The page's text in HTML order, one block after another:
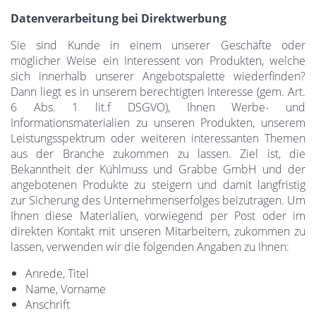
Datenverarbeitung bei Direktwerbung
Sie sind Kunde in einem unserer Geschäfte oder
möglicher Weise ein Interessent von Produkten, welche
sich innerhalb unserer Angebotspalette wiederfinden?
Dann liegt es in unserem berechtigten Interesse (gem. Art.
6 Abs. 1 lit.f DSGVO), Ihnen Werbe- und
Informationsmaterialien zu unseren Produkten, unserem
Leistungsspektrum oder weiteren interessanten Themen
aus der Branche zukommen zu lassen. Ziel ist, die
Bekanntheit der Kühlmuss und Grabbe GmbH und der
angebotenen Produkte zu steigern und damit langfristig
zur Sicherung des Unternehmenserfolges beizutragen. Um
Ihnen diese Materialien, vorwiegend per Post oder im
direkten Kontakt mit unseren Mitarbeitern, zukommen zu
lassen, verwenden wir die folgenden Angaben zu Ihnen:
Anrede, Titel
Name, Vorname
Anschrift